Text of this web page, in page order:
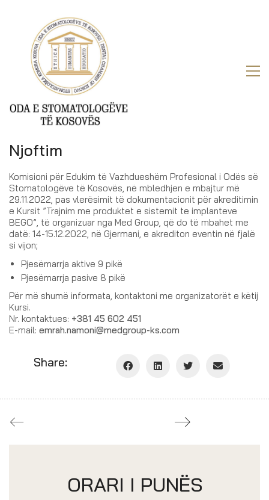
Njoftim
Komisioni për Edukim të Vazhdueshëm Profesional i Odës së
Stomatologëve të Kosovës, në mbledhjen e mbajtur më
29.11.2022, pas vlerësimit të dokumentacionit për akreditimin
e Kursit ”Trajnim me produktet e sistemit te implanteve
BEGO”, të organizuar nga Med Group, që do të mbahet me
datë: 14-15.12.2022, në Gjermani, e akrediton eventin në fjalë
si vijon;
Pjesëmarrja aktive 9 pikë
Pjesëmarrja pasive 8 pikë
Për më shumë informata, kontaktoni me organizatorët e këtij
Kursi.
Nr. kontaktues: +381 45 602 451
E-mail: emrah.namoni@medgroup-ks.com
Share:
ORARI I PUNËS